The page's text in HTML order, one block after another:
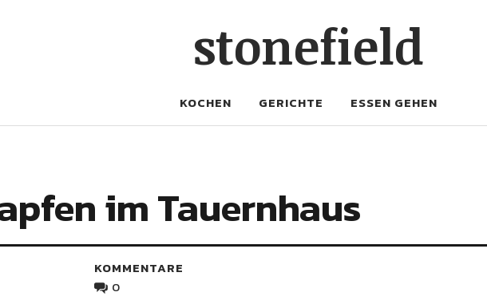
stonefield
KOCHEN GERICHTE ESSEN GEHEN
im Tauernhaus
KOMMENTARE
0